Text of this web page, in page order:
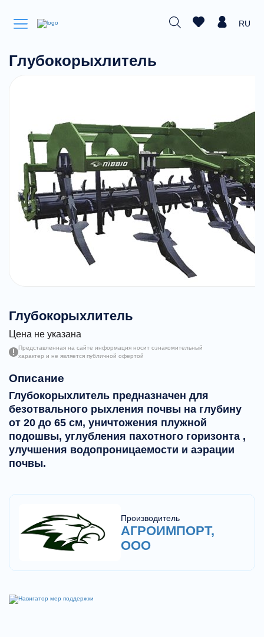
RU
Глубокорыхлитель
Глубокорыхлитель
Цена не указана
Представленная на сайте информация носит ознакомительный
характер и не является публичной офертой
Описание
Глубокорыхлитель предназначен для
безотвального рыхления почвы на глубину
от 20 до 65 см, уничтожения плужной
подошвы, углубления пахотного горизонта ,
улучшения водопроницаемости и аэрации
почвы.
Производитель
АГРОИМПОРТ,
ООО